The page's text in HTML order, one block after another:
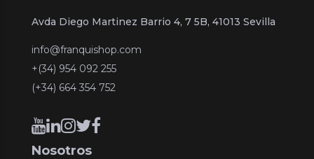
Avda Diego Martinez Barrio 4, 7 5B, 41013 Sevilla
info@franquishop.com
+(34) 954 092 255
(+34) 664 354 752
Nosotros